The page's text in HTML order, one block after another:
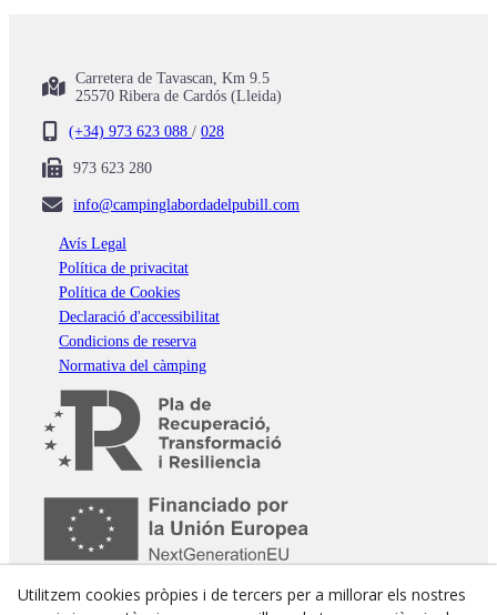
Carretera de Tavascan, Km 9.5
25570 Ribera de Cardós (Lleida)
(+34) 973 623 088 / 028
973 623 280
info@campinglabordadelpubill.com
Avís Legal
Política de privacitat
Política de Cookies
Declaració d'accessibilitat
Condicions de reserva
Normativa del càmping
Utilitzem cookies pròpies i de tercers per a millorar els nostres